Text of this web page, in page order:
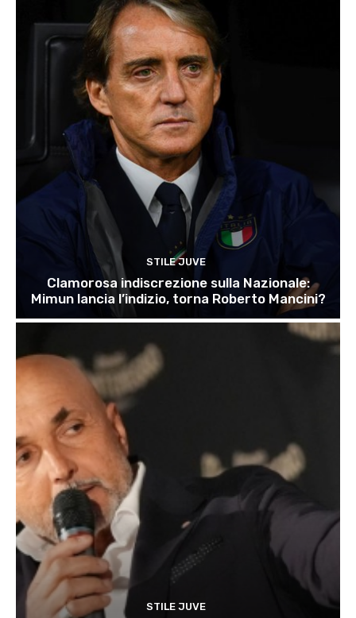
STILE JUVE
Clamorosa indiscrezione sulla Nazionale:
Mimun lancia l’indizio, torna Roberto Mancini?
STILE JUVE